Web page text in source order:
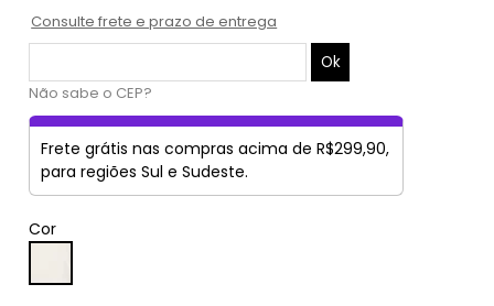
Consulte frete e prazo de entrega
Não sabe o CEP?
Frete grátis nas compras acima de R$299,90,
para regiões Sul e Sudeste.
Cor